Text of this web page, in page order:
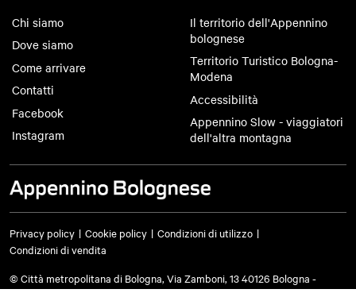
Chi siamo
Dove siamo
Come arrivare
Contatti
Facebook
Instagram
Il territorio dell'Appennino
bolognese
Territorio Turistico Bologna-
Modena
Accessibilità
Appennino Slow - viaggiatori
dell'altra montagna
Privacy policy Cookie policy
Condizioni di utilizzo
Condizioni di vendita
© Città metropolitana di Bologna, Via Zamboni, 13 40126 Bologna -